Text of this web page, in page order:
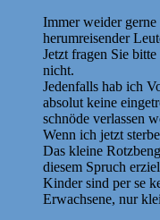
Immer weider
herumreisender
Jetzt fragen Sie
nicht.
Jedenfalls hab ich
absolut keine
schnöde verlassen
Wenn ich jetzt
Das kleine
diesem Spruch
Kinder sind per se
Erwachsene, nur